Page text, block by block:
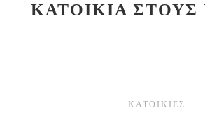
ΚΑΤΟΙΚΙΑ ΣΤΟΥΣ
ΚΑΤΟΙΚΙΕΣ